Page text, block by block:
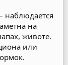
наблюдается
на
животе.
или